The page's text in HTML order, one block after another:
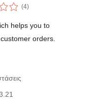
(4αξιολογήσεις
σύνολο
)
helps you to
orders.